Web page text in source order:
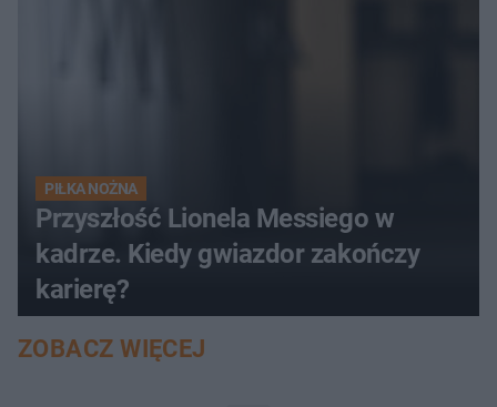
PIŁKA NOŻNA
Przyszłość Lionela Messiego w
kadrze. Kiedy gwiazdor zakończy
karierę?
ZOBACZ WIĘCEJ